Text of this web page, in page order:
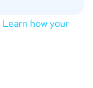
Learn how your